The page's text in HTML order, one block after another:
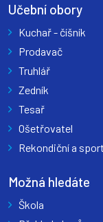
Učební obory
Kuchař - číšník
Prodavač
Truhlář
Zedník
Tesař
Ošetřovatel
Rekondiční a
Možná hledáte
Škola